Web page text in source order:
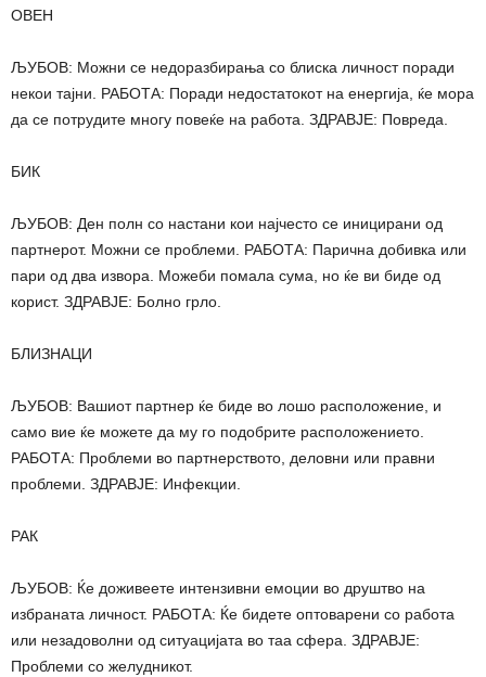
ОВЕН
ЉУБОВ: Можни се недоразбирања со блиска личност поради
некои тајни. РАБОТА: Поради недостатокот на енергија, ќе мора
да се потрудите многу повеќе на работа. ЗДРАВЈЕ: Повреда.
БИК
ЉУБОВ: Ден полн со настани кои најчесто се иницирани од
партнерот. Можни се проблеми. РАБОТА: Парична добивка или
пари од два извора. Можеби помала сума, но ќе ви биде од
корист. ЗДРАВЈЕ: Болно грло.
БЛИЗНАЦИ
ЉУБОВ: Вашиот партнер ќе биде во лошо расположение, и
само вие ќе можете да му го подобрите расположението.
РАБОТА: Проблеми во партнерството, деловни или правни
проблеми. ЗДРАВЈЕ: Инфекции.
РАК
ЉУБОВ: Ќе доживеете интензивни емоции во друштво на
избраната личност. РАБОТА: Ќе бидете оптоварени со работа
или незадоволни од ситуацијата во таа сфера. ЗДРАВЈЕ:
Проблеми со желудникот.